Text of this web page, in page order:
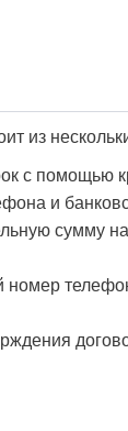
из
с помощью
и
сумму